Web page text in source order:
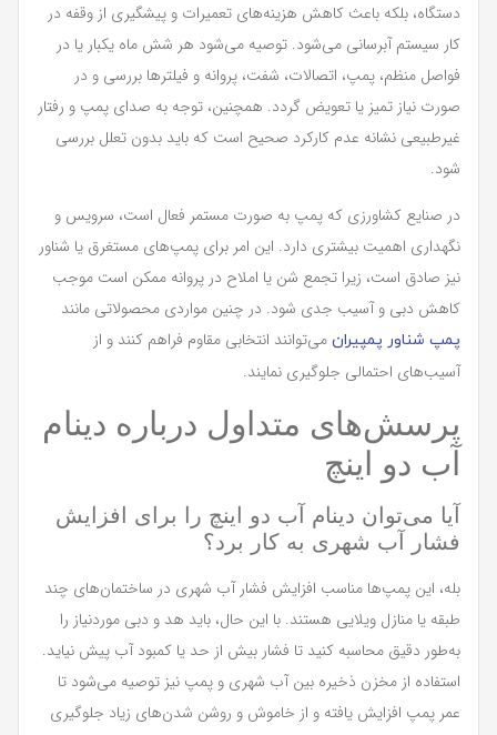
دستگاه، بلکه باعث کاهش هزینه‌های تعمیرات و پیشگیری از وقفه در
کار سیستم آبرسانی می‌شود. توصیه می‌شود هر شش ماه یکبار یا در
فواصل منظم، پمپ، اتصالات، شفت، پروانه و فیلترها بررسی و در
صورت نیاز تمیز یا تعویض گردد. همچنین، توجه به صدای پمپ و رفتار
غیرطبیعی نشانه عدم کارکرد صحیح است که باید بدون تعلل بررسی
شود.
در صنایع کشاورزی که پمپ به صورت مستمر فعال است، سرویس و
نگهداری اهمیت بیشتری دارد. این امر برای پمپ‌های مستغرق یا شناور
نیز صادق است، زیرا تجمع شن یا املاح در پروانه ممکن است موجب
کاهش دبی و آسیب جدی شود. در چنین مواردی محصولاتی مانند
پمپ شناور پمپیران می‌توانند انتخابی مقاوم فراهم کنند و از
آسیب‌های احتمالی جلوگیری نمایند.
پرسش‌های متداول درباره دینام
آب دو اینچ
آیا می‌توان دینام آب دو اینچ را برای افزایش
فشار آب شهری به کار برد؟
بله، این پمپ‌ها مناسب افزایش فشار آب شهری در ساختمان‌های چند
طبقه یا منازل ویلایی هستند. با این حال، باید هد و دبی موردنیاز را
به‌طور دقیق محاسبه کنید تا فشار بیش از حد یا کمبود آب پیش نیاید.
استفاده از مخزن ذخیره بین آب شهری و پمپ نیز توصیه می‌شود تا
عمر پمپ افزایش یافته و از خاموش و روشن شدن‌های زیاد جلوگیری